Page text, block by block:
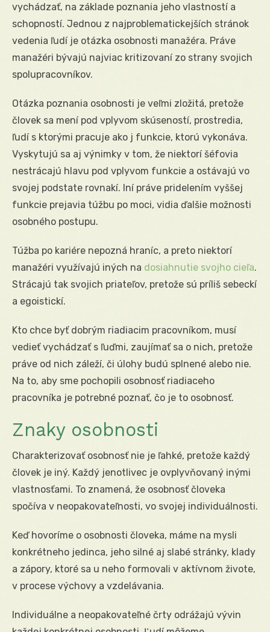
vychádzať, na základe poznania jeho vlastností a
schopností. Jednou z najproblematickejších stránok
vedenia ľudí je otázka osobnosti manažéra. Práve
manažéri bývajú najviac kritizovaní zo strany svojich
spolupracovníkov.
Otázka poznania osobnosti je veľmi zložitá, pretože
človek sa mení pod vplyvom skúseností, prostredia,
ľudí s ktorými pracuje ako j funkcie, ktorú vykonáva.
Vyskytujú sa aj výnimky v tom, že niektorí šéfovia
nestrácajú hlavu pod vplyvom funkcie a ostávajú vo
svojej podstate rovnakí. Iní práve pridelením vyššej
funkcie prejavia túžbu po moci, vidia ďalšie možnosti
osobného postupu.
Túžba po kariére nepozná hraníc, a preto niektorí
manažéri využívajú iných na dosiahnutie svojho cieľa.
Strácajú tak svojich priateľov, pretože sú príliš sebeckí
a egoistickí.
Kto chce byť dobrým riadiacim pracovníkom, musí
vedieť vychádzať s ľuďmi, zaujímať sa o nich, pretože
práve od nich záleží, či úlohy budú splnené alebo nie.
Na to, aby sme pochopili osobnosť riadiaceho
pracovníka je potrebné poznať, čo je to osobnosť.
Znaky osobnosti
Charakterizovať osobnosť nie je ľahké, pretože každý
človek je iný. Každý jenotlivec je ovplyvňovaný inými
vlastnosťami. To znamená, že osobnosť človeka
spočíva v neopakovateľnosti, vo svojej individuálnosti.
Keď hovoríme o osobnosti človeka, máme na mysli
konkrétneho jedinca, jeho silné aj slabé stránky, klady
a zápory, ktoré sa u neho formovali v aktívnom živote,
v procese výchovy a vzdelávania.
Individuálne a neopakovateľné črty odrážajú vývin